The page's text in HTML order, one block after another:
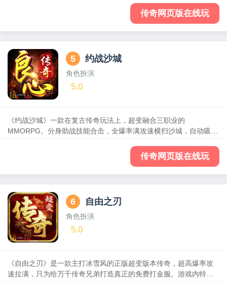
回收、拍卖商行等玩法提升自身实力!所有BOSS都能爆终极装备，
在线回收装备可获得大量灵符!击败BOSS轻松得VIP经验，免费升V
享特权!传统三职完美塑造，道、法、战三职业完美平衡，高爆怪物
兄弟，一起来玩这款经典复古打金屠龙的传奇手游吧!
传奇网页版在线玩
5 约战沙城
角色扮演
5.0
《约战沙城》一款在复古传奇玩法上，超变融合三职业的
MMORPG。分身助战技能合击，全爆率满攻速横扫沙城，自动吸金
斗!新服开超快，合服超积极，主线王者之路直接送真充，让你一直
传奇网页版在线玩
6 自由之刃
角色扮演
5.0
《自由之刃》是一款主打冰雪风的正版超变版本传奇，超高爆率攻
速拉满，只为给万千传奇兄弟打造真正的免费打金服。游戏内特色